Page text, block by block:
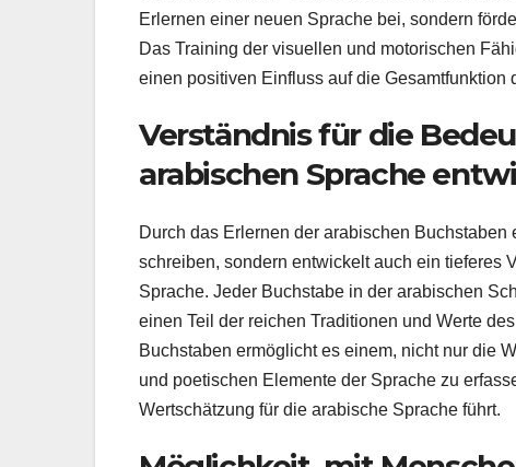
Erlernen einer neuen Sprache bei, sondern
Das Training der visuellen und motorischen
einen positiven Einfluss auf die Gesamtfunktion
Verständnis für die
arabischen Sprache
Durch das Erlernen der arabischen
schreiben, sondern entwickelt auch ein tieferes
Sprache. Jeder Buchstabe in der arabischen
einen Teil der reichen Traditionen und Werte
Buchstaben ermöglicht es einem, nicht nur die
und poetischen Elemente der Sprache zu
Wertschätzung für die arabische Sprache führt.